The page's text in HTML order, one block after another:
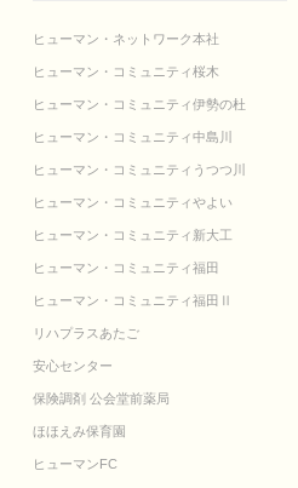
ヒューマン・ネットワーク本社
ヒューマン・コミュニティ桜木
ヒューマン・コミュニティ伊勢の杜
ヒューマン・コミュニティ中島川
ヒューマン・コミュニティうつつ川
ヒューマン・コミュニティやよい
ヒューマン・コミュニティ新大工
ヒューマン・コミュニティ福田
ヒューマン・コミュニティ福田Ⅱ
リハプラスあたご
安心センター
保険調剤 公会堂前薬局
ほほえみ保育園
ヒューマンFC